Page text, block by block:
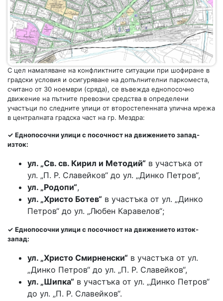
С цел намаляване на конфликтните ситуации при шофиране в
градски условия и осигуряване на допълнителни паркоместа,
считано от 30 ноември (сряда), се въвежда еднопосочно
движение на пътните превозни средства в определени
участъци по следните улици от второстепенната улична мрежа
в централната градска част на гр. Мездра:
✓ Еднопосочни улици с посочностна движениетозапад-
изток:
ул. „Св. св. Кирил и Методий“ в участъка от
ул. „П. Р. Славейков“ до ул. „Динко Петров“,
ул. „Родопи“,
ул. „Христо Ботев“ в участъка от ул. „Динко
Петров“ до ул. „Любен Каравелов“;
✓ Еднопосочни улици с посочност на движението изток-
запад:
ул. „Христо Смирненски“ в участъка от ул.
„Динко Петров“ до ул. „П. Р. Славейков“,
ул. „Шипка“ в участъка от ул. „Динко Петров“
до ул. „П. Р. Славейков“.